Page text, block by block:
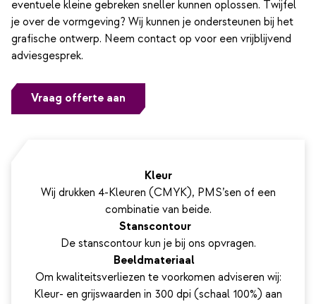
eventuele kleine gebreken sneller kunnen oplossen. Twijfel
je over de vormgeving? Wij kunnen je ondersteunen bij het
grafische ontwerp. Neem contact op voor een vrijblijvend
adviesgesprek.
Vraag offerte aan
Kleur
Wij drukken 4-Kleuren (CMYK), PMS’sen of een
combinatie van beide.
Stanscontour
De stanscontour kun je bij ons opvragen.
Beeldmateriaal
Om kwaliteitsverliezen te voorkomen adviseren wij:
Kleur- en grijswaarden in 300 dpi (schaal 100%) aan